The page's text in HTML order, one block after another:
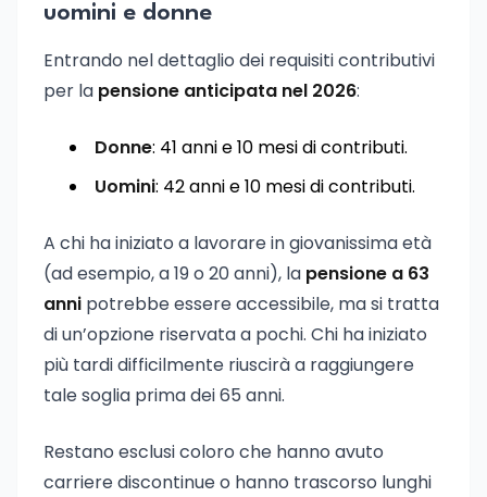
uomini e donne
Entrando nel dettaglio dei requisiti contributivi
per la pensione anticipata nel 2026:
Donne: 41 anni e 10 mesi di contributi.
Uomini: 42 anni e 10 mesi di contributi.
A chi ha iniziato a lavorare in giovanissima età
(ad esempio, a 19 o 20 anni), la pensione a 63
anni potrebbe essere accessibile, ma si tratta
di un’opzione riservata a pochi. Chi ha iniziato
più tardi difficilmente riuscirà a raggiungere
tale soglia prima dei 65 anni.
Restano esclusi coloro che hanno avuto
carriere discontinue o hanno trascorso lunghi